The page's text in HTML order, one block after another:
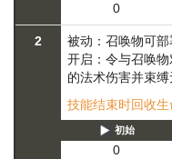
0
2 被动：召唤物可
开启：令与召唤
的法术伤害并束缚
技能结束时回收
初始
0